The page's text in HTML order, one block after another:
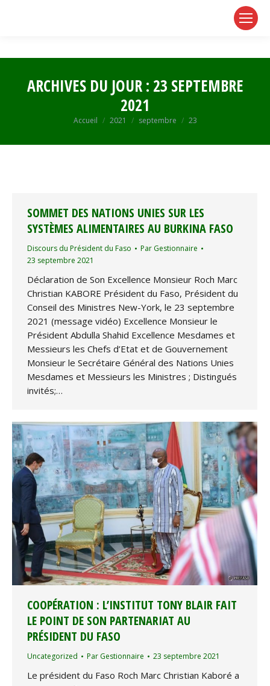
ARCHIVES DU JOUR : 23 SEPTEMBRE
2021
Vous êtes ici :
Accueil 2021 septembre 23
SOMMET DES NATIONS UNIES SUR LES
SYSTÈMES ALIMENTAIRES AU BURKINA FASO
Discours du Président du Faso Par Gestionnaire
23 septembre 2021
Déclaration de Son Excellence Monsieur Roch Marc
Christian KABORE Président du Faso, Président du
Conseil des Ministres New-York, le 23 septembre
2021 (message vidéo) Excellence Monsieur le
Président Abdulla Shahid Excellence Mesdames et
Messieurs les Chefs d’Etat et de Gouvernement
Monsieur le Secrétaire Général des Nations Unies
Mesdames et Messieurs les Ministres ; Distingués
invités;…
COOPÉRATION : L’INSTITUT TONY BLAIR FAIT
LE POINT DE SON PARTENARIAT AU
PRÉSIDENT DU FASO
Uncategorized Par Gestionnaire 23 septembre 2021
Le président du Faso Roch Marc Christian Kaboré a